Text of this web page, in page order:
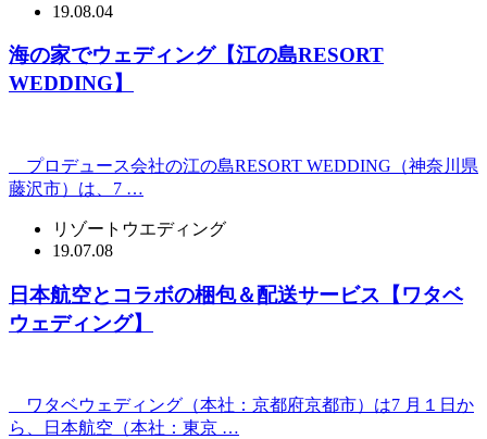
19.08.04
海の家でウェディング【江の島RESORT
WEDDING】
プロデュース会社の江の島RESORT WEDDING（神奈川県
藤沢市）は、7 …
リゾートウエディング
19.07.08
日本航空とコラボの梱包＆配送サービス【ワタベ
ウェディング】
ワタベウェディング（本社：京都府京都市）は7 月１日か
ら、日本航空（本社：東京 …